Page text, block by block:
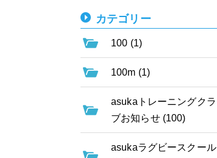
カテゴリー
100 (1)
100m (1)
asukaトレーニングクラ
ブお知らせ (100)
asukaラグビースクール